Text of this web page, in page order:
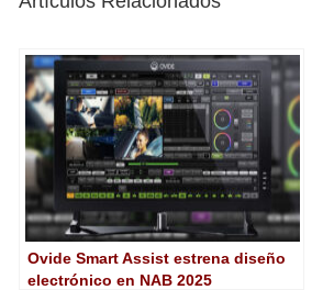
Ovide Smart Assist estrena diseño
electrónico en NAB 2025